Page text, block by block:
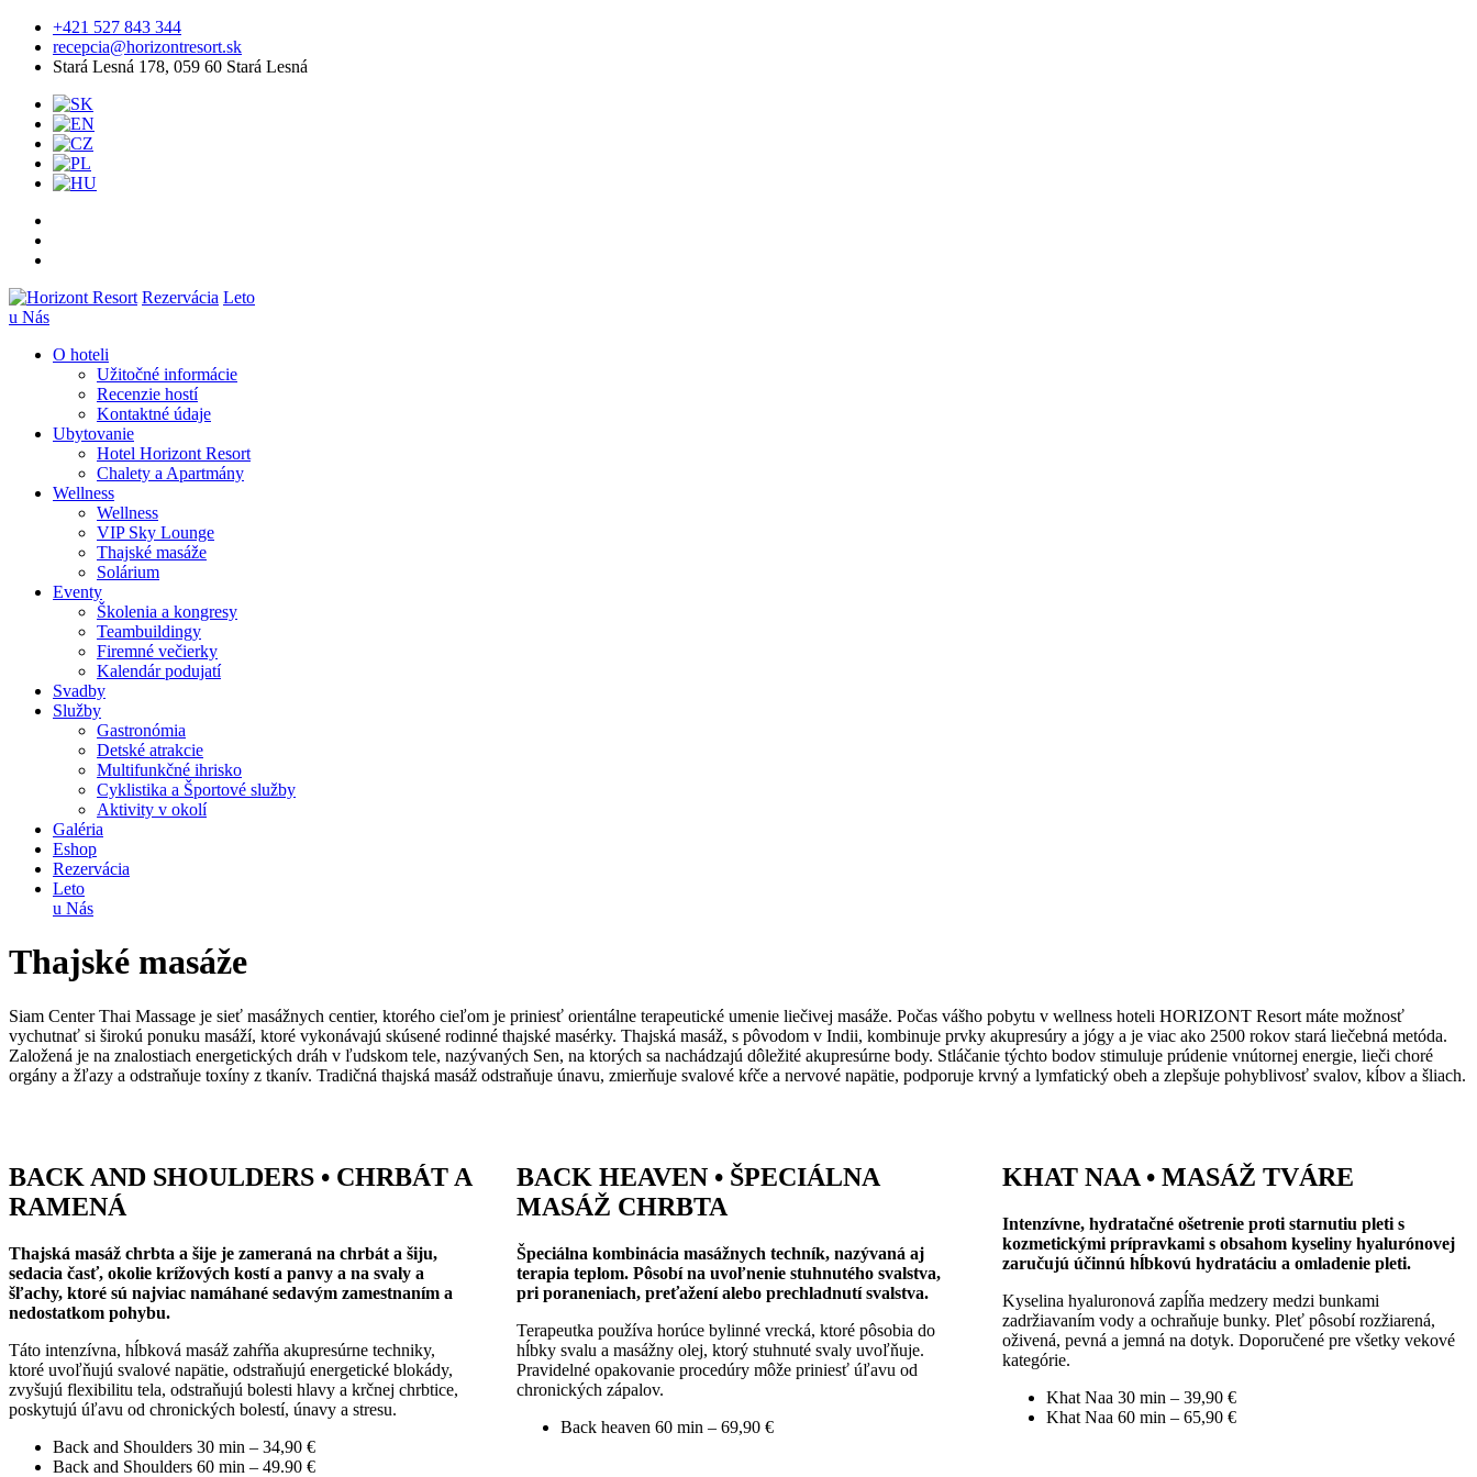
+421 527 843 344
recepcia@horizontresort.sk
Stará Lesná 178, 059 60 Stará Lesná
Rezervácia Leto
u Nás
O hoteli
Užitočné informácie
Recenzie hostí
Kontaktné údaje
Ubytovanie
Hotel Horizont Resort
Chalety a Apartmány
Wellness
Wellness
VIP Sky Lounge
Thajské masáže
Solárium
Eventy
Školenia a kongresy
Teambuildingy
Firemné večierky
Kalendár podujatí
Svadby
Služby
Gastronómia
Detské atrakcie
Multifunkčné ihrisko
Cyklistika a Športové služby
Aktivity v okolí
Galéria
Eshop
Rezervácia
Leto
u Nás
Thajské masáže
Siam Center Thai Massage je sieť masážnych centier, ktorého cieľom je priniesť orientálne terapeutické umenie liečivej masáže. Počas vášho pobytu v wellness hoteli HORIZONT Resort máte možnosť
vychutnať si širokú ponuku masáží, ktoré vykonávajú skúsené rodinné thajské masérky. Thajská masáž, s pôvodom v Indii, kombinuje prvky akupresúry a jógy a je viac ako 2500 rokov stará liečebná metóda.
Založená je na znalostiach energetických dráh v ľudskom tele, nazývaných Sen, na ktorých sa nachádzajú dôležité akupresúrne body. Stláčanie týchto bodov stimuluje prúdenie vnútornej energie, lieči choré
orgány a žľazy a odstraňuje toxíny z tkanív. Tradičná thajská masáž odstraňuje únavu, zmierňuje svalové kŕče a nervové napätie, podporuje krvný a lymfatický obeh a zlepšuje pohyblivosť svalov, kĺbov a šliach.
BACK AND SHOULDERS • CHRBÁT A
RAMENÁ
Thajská masáž chrbta a šije je zameraná na chrbát a šiju,
sedacia časť, okolie krížových kostí a panvy a na svaly a
šľachy, ktoré sú najviac namáhané sedavým zamestnaním a
nedostatkom pohybu.
Táto intenzívna, hĺbková masáž zahŕňa akupresúrne techniky,
ktoré uvoľňujú svalové napätie, odstraňujú energetické blokády,
zvyšujú flexibilitu tela, odstraňujú bolesti hlavy a krčnej chrbtice,
poskytujú úľavu od chronických bolestí, únavy a stresu.
Back and Shoulders 30 min – 34,90 €
Back and Shoulders 60 min – 49.90 €
BACK HEAVEN • ŠPECIÁLNA
MASÁŽ CHRBTA
Špeciálna kombinácia masážnych techník, nazývaná aj
terapia teplom. Pôsobí na uvoľnenie stuhnutého svalstva,
pri poraneniach, preťažení alebo prechladnutí svalstva.
Terapeutka používa horúce bylinné vrecká, ktoré pôsobia do
hĺbky svalu a masážny olej, ktorý stuhnuté svaly uvoľňuje.
Pravidelné opakovanie procedúry môže priniesť úľavu od
chronických zápalov.
Back heaven 60 min – 69,90 €
KHAT NAA • MASÁŽ TVÁRE
Intenzívne, hydratačné ošetrenie proti starnutiu pleti s
kozmetickými prípravkami s obsahom kyseliny hyalurónovej
zaručujú účinnú hĺbkovú hydratáciu a omladenie pleti.
Kyselina hyaluronová zapĺňa medzery medzi bunkami
zadržiavaním vody a ochraňuje bunky. Pleť pôsobí rozžiarená,
oživená, pevná a jemná na dotyk. Doporučené pre všetky vekové
kategórie.
Khat Naa 30 min – 39,90 €
Khat Naa 60 min – 65,90 €